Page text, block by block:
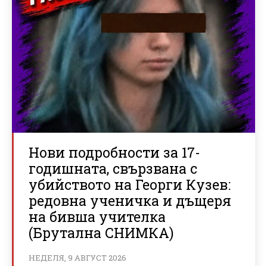
Нови подробности за 17-
годишната, свързвана с
убийството на Георги Кузев:
редовна ученичка и дъщеря
на бивша учителка
(Брутална СНИМКА)
НЕДЕЛЯ, 9 АВГУСТ 2026